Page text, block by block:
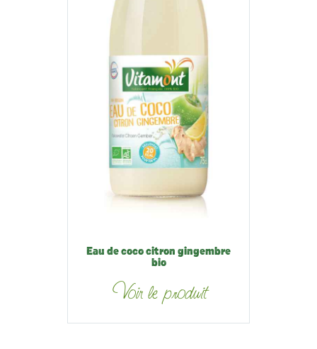
Eau de coco citron gingembre
bio
Voir le produit